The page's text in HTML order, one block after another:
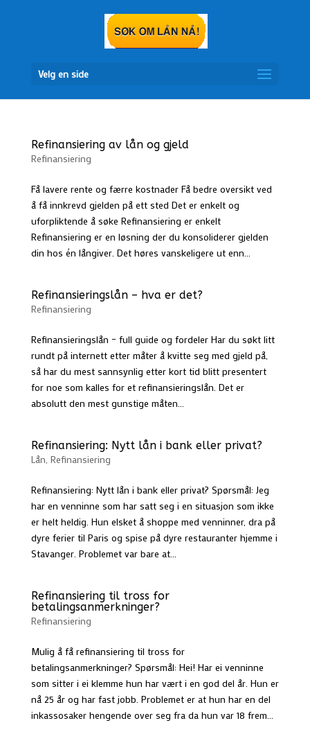
Velg en side
Refinansiering av lån og gjeld
Refinansiering
Få lavere rente og færre kostnader Få bedre oversikt ved
å få innkrevd gjelden på ett sted Det er enkelt og
uforpliktende å søke Refinansiering er enkelt
Refinansiering er en løsning der du konsoliderer gjelden
din hos én långiver. Det høres vanskeligere ut enn...
Refinansieringslån – hva er det?
Refinansiering
Refinansieringslån – full guide og fordeler Har du søkt litt
rundt på internett etter måter å kvitte seg med gjeld på,
så har du mest sannsynlig etter kort tid blitt presentert
for noe som kalles for et refinansieringslån. Det er
absolutt den mest gunstige måten...
Refinansiering: Nytt lån i bank eller privat?
Lån, Refinansiering
Refinansiering: Nytt lån i bank eller privat? Spørsmål: Jeg
har en venninne som har satt seg i en situasjon som ikke
er helt heldig. Hun elsket å shoppe med venninner, dra på
dyre ferier til Paris og spise på dyre restauranter hjemme i
Stavanger. Problemet var bare at...
Refinansiering til tross for
betalingsanmerkninger?
Refinansiering
Mulig å få refinansiering til tross for
betalingsanmerkninger? Spørsmål: Hei! Har ei venninne
som sitter i ei klemme hun har vært i en god del år. Hun er
nå 25 år og har fast jobb. Problemet er at hun har en del
inkassosaker hengende over seg fra da hun var 18 frem...